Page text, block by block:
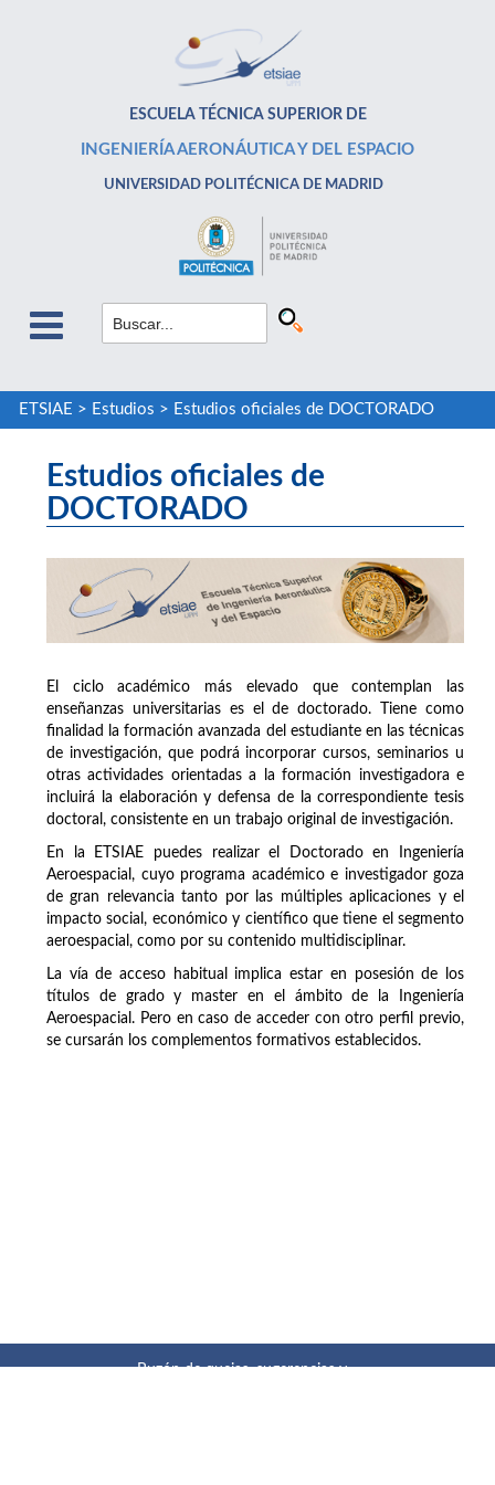
ESCUELA TÉCNICA SUPERIOR DE
INGENIERÍA AERONÁUTICA Y DEL ESPACIO
UNIVERSIDAD POLITÉCNICA DE MADRID
ETSIAE > Estudios > Estudios oficiales de DOCTORADO
Estudios oficiales de
DOCTORADO
El ciclo académico más elevado que contemplan las
enseñanzas universitarias es el de doctorado. Tiene como
finalidad la formación avanzada del estudiante en las técnicas
de investigación, que podrá incorporar cursos, seminarios u
otras actividades orientadas a la formación investigadora e
incluirá la elaboración y defensa de la correspondiente tesis
doctoral, consistente en un trabajo original de investigación.
En la ETSIAE puedes realizar el Doctorado en Ingeniería
Aeroespacial, cuyo programa académico e investigador goza
de gran relevancia tanto por las múltiples aplicaciones y el
impacto social, económico y científico que tiene el segmento
aeroespacial, como por su contenido multidisciplinar.
La vía de acceso habitual implica estar en posesión de los
títulos de grado y master en el ámbito de la Ingeniería
Aeroespacial. Pero en caso de acceder con otro perfil previo,
se cursarán los complementos formativos establecidos.
Buzón de quejas, sugerencias y